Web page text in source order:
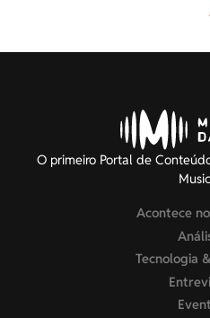
O primeiro Portal de
Acontece
Tecnologia